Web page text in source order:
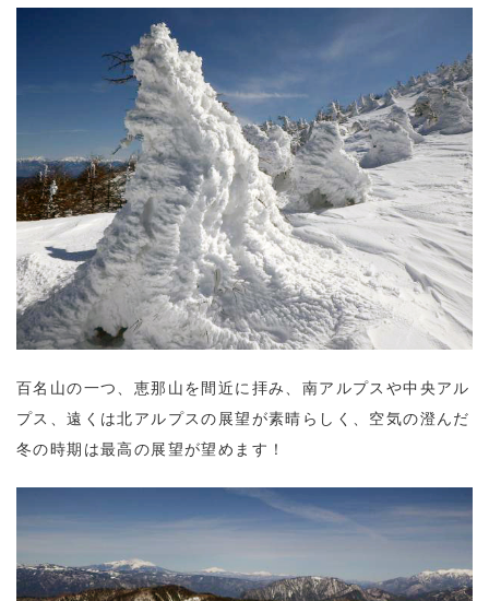
百名山の一つ、恵那山を間近に拝み、南アルプスや中央アル
プス、遠くは北アルプスの展望が素晴らしく、空気の澄んだ
冬の時期は最高の展望が望めます！